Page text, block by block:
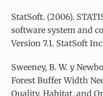
StatSoft. (2006).
software system and
Version 7.1. StatSoft
Sweeney, B. W. y
Forest Buffer Width
Quality, Habitat, and